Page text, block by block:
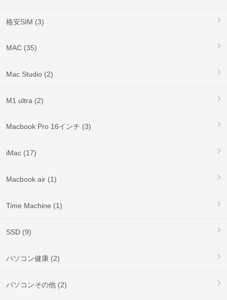
格安SIM (3)
MAC (35)
Mac Studio (2)
M1 ultra (2)
Macbook Pro 16インチ (3)
iMac (17)
Macbook air (1)
Time Machine (1)
SSD (9)
パソコン健康 (2)
パソコンその他 (2)